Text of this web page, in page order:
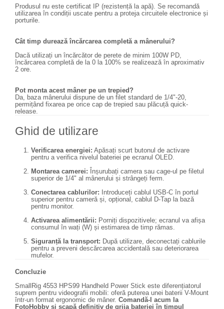
Blende
Umbrele
Corturi si mese pt. fotografia de
produs
Declansatoare Radio si Infrarosu
Becuri si lampa blitz studio
Suruburi si piulite, adaptoare de
Calibrare expunere
Imprimante si Consumabile
Cartuse si cerneluri
Imprimante
Scannere Documente
Hartie foto
Filme foto si scanere film
Materiale foto alb-negru
Aparate foto unica folosinta
Filme instant FUJI INSTAX
Chimicale developare film alb-
negru
Produsul nu este certificat IP (rezistență la apă). Se recomandă
utilizarea în condiții uscate pentru a proteja circuitele electronice și
porturile.
Cât timp durează încărcarea completă a mânerului?
Dacă utilizați un încărcător de perete de minim 100W PD,
încărcarea completă de la 0 la 100% se realizează în aproximativ
2 ore.
Pot monta acest mâner pe un trepied?
Da, baza mânerului dispune de un filet standard de 1/4"-20,
permițând fixarea pe orice cap de trepied sau plăcuță quick-
release.
Ghid de utilizare
Verificarea energiei: Apăsați scurt butonul de activare
pentru a verifica nivelul bateriei pe ecranul OLED.
Montarea camerei: Înșurubați camera sau cage-ul pe filetul
superior de 1/4" al mânerului și strângeți ferm.
Conectarea cablurilor: Introduceți cablul USB-C în portul
superior pentru cameră și, opțional, cablul D-Tap la bază
pentru monitor.
Activarea alimentării: Porniți dispozitivele; ecranul va afișa
consumul în wați (W) și estimarea de timp rămas.
Siguranță la transport: După utilizare, deconectați cablurile
pentru a preveni descărcarea accidentală sau deteriorarea
mufelor.
Concluzie
SmallRig 4553 HPS99 Handheld Power Stick este diferențiatorul
suprem pentru videografii mobili: oferă puterea unei baterii V-Mount
într-un format ergonomic de mâner. Comandă-l acum la
FotoHobby și scapă definitiv de grija bateriei în timpul